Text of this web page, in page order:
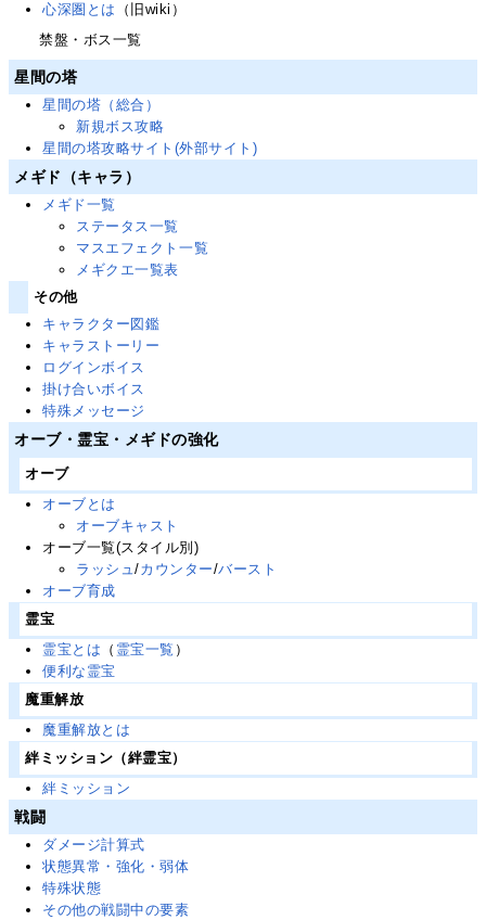
心深圏とは
（旧wiki）
禁盤・ボス一覧
星間の塔
星間の塔（総合）
新規ボス攻略
星間の塔攻略サイト(外部サイト)
メギド（キャラ）
メギド一覧
ステータス一覧
マスエフェクト一覧
メギクエ一覧表
その他
キャラクター図鑑
キャラストーリー
ログインボイス
掛け合いボイス
特殊メッセージ
オーブ・霊宝・メギドの強化
オーブ
オーブとは
オーブキャスト
オーブ一覧(スタイル別)
ラッシュ/カウンター/バースト
オーブ育成
霊宝
霊宝とは （ 霊宝一覧 ）
便利な霊宝
魔重解放
魔重解放とは
絆ミッション（絆霊宝）
絆ミッション
戦闘
ダメージ計算式
状態異常・強化・弱体
特殊状態
その他の戦闘中の要素